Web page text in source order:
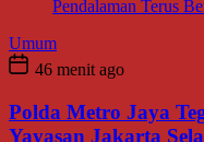
Umum
46 menit ago
Polda Metro Jaya
Yayasan Jakarta